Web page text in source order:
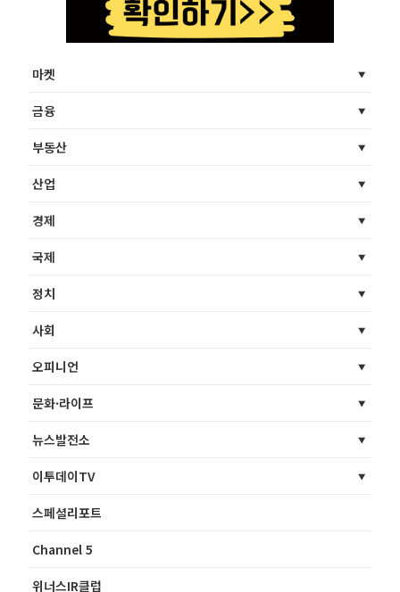
마켓
금융
부동산
산업
경제
국제
정치
사회
오피니언
문화·라이프
뉴스발전소
이투데이TV
스페셜리포트
Channel 5
위너스IR클럽